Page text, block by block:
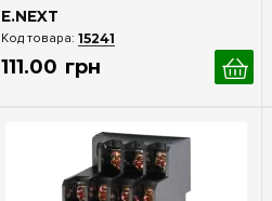
E.NEXT
15241
111.00 грн